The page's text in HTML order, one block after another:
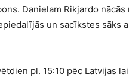
Danielam Rikjardo
un sacīkstes sāks
pl. 15:10 pēc Latvijas